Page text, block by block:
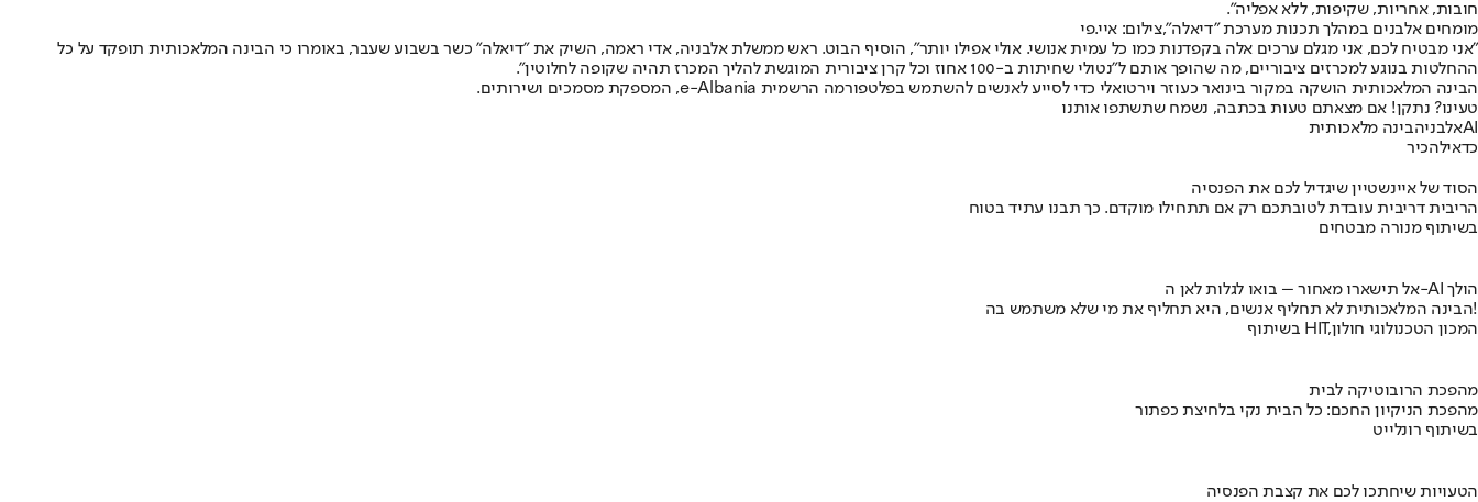
חובות, אחריות, שקיפות, ללא אפליה".
מומחים אלבנים במהלך תכנות מערכת "דיאלה",צילום: איי.פי
"אני מבטיח לכם, אני מגלם ערכים אלה בקפדנות כמו כל עמית אנושי. אולי אפילו יותר", הוסיף הבוט. ראש ממשלת אלבניה, אדי ראמה, השיק את "דיאלה" כשר בשבוע שעבר, באומרו כי הבינה המלאכותית תופקד על כל
ההחלטות בנוגע למכרזים ציבוריים, מה שהופך אותם ל"נטולי שחיתות ב-100 אחוז וכל קרן ציבורית המוגשת להליך המכרז תהיה שקופה לחלוטין".
הבינה המלאכותית הושקה במקור בינואר כעוזר וירטואלי כדי לסייע לאנשים להשתמש בפלטפורמה הרשמית e-Albania, המספקת מסמכים ושירותים.
טעינו? נתקן! אם מצאתם טעות בכתבה, נשמח שתשתפו אותנו
AIאלבניהבינה מלאכותית
כדאילהכיר
הסוד של איינשטיין שיגדיל לכם את הפנסיה
הריבית דריבית עובדת לטובתכם רק אם תתחילו מוקדם. כך תבנו עתיד בטוח
בשיתוף מנורה מבטחים
אל תישארו מאחור – בואו לגלות לאן ה-AI הולך
הבינה המלאכותית לא תחליף אנשים, היא תחליף את מי שלא משתמש בה!
בשיתוף HIT,המכון הטכנולוגי חולון
מהפכת הרובוטיקה לבית
מהפכת הניקיון החכם: כל הבית נקי בלחיצת כפתור
בשיתוף רונלייט
הטעויות שיחתכו לכם את קצבת הפנסיה